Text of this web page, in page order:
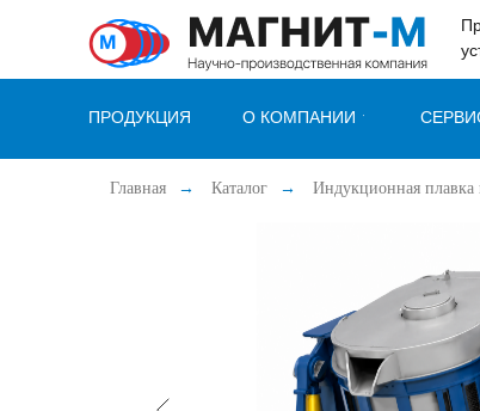
ПРОДУКЦИЯ О КОМПАНИИ
Главная → Каталог → Индукционная плавка